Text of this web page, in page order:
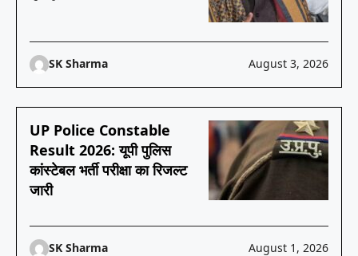
SK Sharma August 3, 2026
UP Police Constable
Result 2026: यूपी पुलिस
कांस्टेबल भर्ती परीक्षा का रिजल्ट
जारी
SK Sharma August 1, 2026